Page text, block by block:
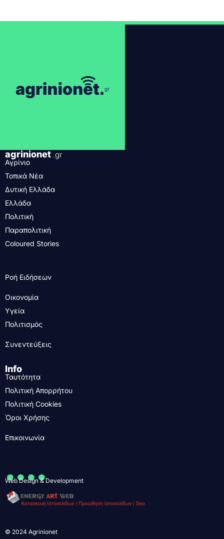
agrinionet .gr
Αγρίνιο
Τοπικά Νέα
Δυτική Ελλάδα
Ελλάδα
Πολιτική
Παραπολιτική
Coloured Stories
Ροή Ειδήσεων
Οικονομία
Υγεία
Πολιτισμός
Συνεντεύξεις
Info
Ταυτότητα
Πολιτική Απορρήτου
Πολιτική Cookies
Όροι Χρήσης
Επικοινωνία
....
Web Design & Development
© 2024 Agrinionet